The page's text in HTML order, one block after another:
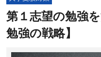
第１志望の勉強
勉強の戦略】